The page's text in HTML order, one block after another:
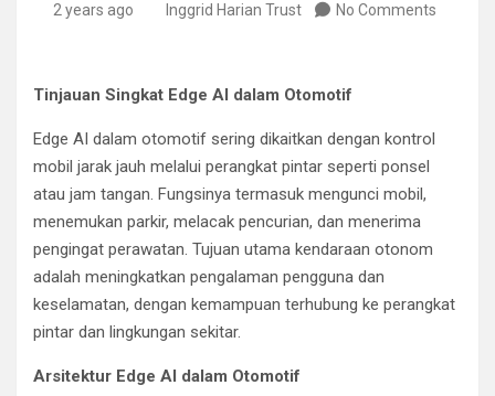
2 years ago Inggrid Harian Trust No Comments
Tinjauan Singkat Edge AI dalam Otomotif
Edge AI dalam otomotif sering dikaitkan dengan kontrol
mobil jarak jauh melalui perangkat pintar seperti ponsel
atau jam tangan. Fungsinya termasuk mengunci mobil,
menemukan parkir, melacak pencurian, dan menerima
pengingat perawatan. Tujuan utama kendaraan otonom
adalah meningkatkan pengalaman pengguna dan
keselamatan, dengan kemampuan terhubung ke perangkat
pintar dan lingkungan sekitar.
Arsitektur Edge AI dalam Otomotif